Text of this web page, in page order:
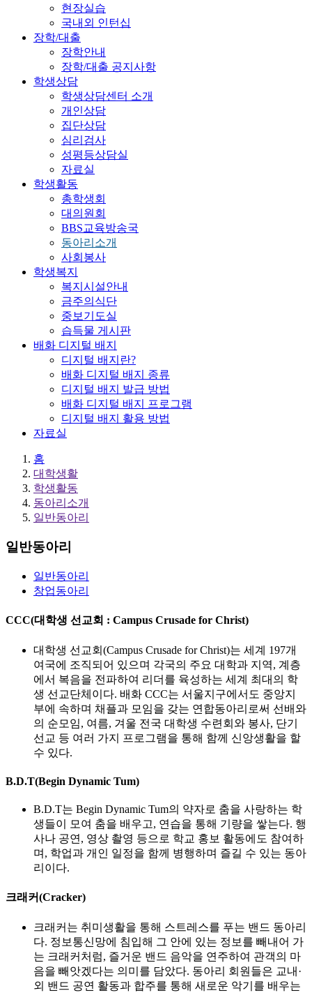
현장실습
국내외 인턴십
장학/대출
장학안내
장학/대출 공지사항
학생상담
학생상담센터 소개
개인상담
집단상담
심리검사
성평등상담실
자료실
학생활동
총학생회
대의원회
BBS교육방송국
동아리소개
사회봉사
학생복지
복지시설안내
금주의식단
중보기도실
습득물 게시판
배화 디지털 배지
디지털 배지란?
배화 디지털 배지 종류
디지털 배지 발급 방법
배화 디지털 배지 프로그램
디지털 배지 활용 방법
자료실
홈
대학생활
학생활동
동아리소개
일반동아리
일반동아리
일반동아리
창업동아리
CCC(대학생 선교회 : Campus Crusade for Christ)
대학생 선교회(Campus Crusade for Christ)는 세계 197개
여국에 조직되어 있으며 각국의 주요 대학과 지역, 계층
에서 복음을 전파하여 리더를 육성하는 세계 최대의 학
생 선교단체이다. 배화 CCC는 서울지구에서도 중앙지
부에 속하며 채플과 모임을 갖는 연합동아리로써 선배와
의 순모임, 여름, 겨울 전국 대학생 수련회와 봉사, 단기
선교 등 여러 가지 프로그램을 통해 함께 신앙생활을 할
수 있다.
B.D.T(Begin Dynamic Tum)
B.D.T는 Begin Dynamic Tum의 약자로 춤을 사랑하는 학
생들이 모여 춤을 배우고, 연습을 통해 기량을 쌓는다. 행
사나 공연, 영상 촬영 등으로 학교 홍보 활동에도 참여하
며, 학업과 개인 일정을 함께 병행하며 즐길 수 있는 동아
리이다.
크래커(Cracker)
크래커는 취미생활을 통해 스트레스를 푸는 밴드 동아리
다. 정보통신망에 침입해 그 안에 있는 정보를 빼내어 가
는 크래커처럼, 즐거운 밴드 음악을 연주하여 관객의 마
음을 빼앗겠다는 의미를 담았다. 동아리 회원들은 교내·
외 밴드 공연 활동과 합주를 통해 새로운 악기를 배우는